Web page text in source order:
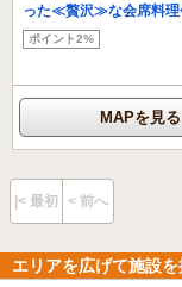
った≪贅沢≫な会席料
ポイント2%
MAPを見る
|< 最初 < 前へ
エリアを広げて施設